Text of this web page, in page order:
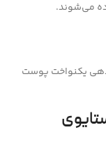
می‌شوند.
یکنواخت پوست